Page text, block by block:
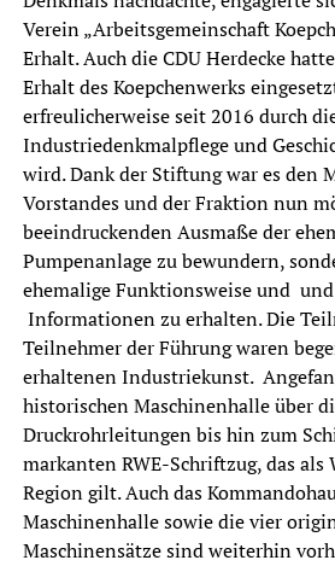
Verein „Arbeitsgemeinschaft
Erhalt. Auch die CDU Herdecke
Erhalt des Koepchenwerks
erfreulicherweise seit 2016 durch
Industriedenkmalpflege und
wird. Dank der Stiftung war es den
Vorstandes und der Fraktion nun
beeindruckenden Ausmaße der
Pumpenanlage zu bewundern,
ehemalige Funktionsweise und
Informationen zu erhalten. Die
Teilnehmer der Führung waren
erhaltenen Industriekunst.
historischen Maschinenhalle über
Druckrohrleitungen bis hin zum
markanten RWE-Schriftzug, das als
Region gilt. Auch das
Maschinenhalle sowie die vier
Maschinensätze sind weiterhin